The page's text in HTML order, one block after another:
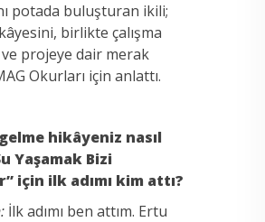
potada buluşturan ikili;
birlikte çalışma
projeye dair merak
Okurları için anlattı.
hikâyeniz nasıl
Yaşamak Bizi
için ilk adımı kim attı?
İlk adımı ben attım. Ertu